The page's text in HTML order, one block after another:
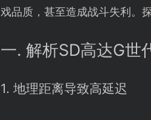
戏品质，甚至造成战斗失利。
一. 解析SD高达G世
1. 地理距离导致高延迟